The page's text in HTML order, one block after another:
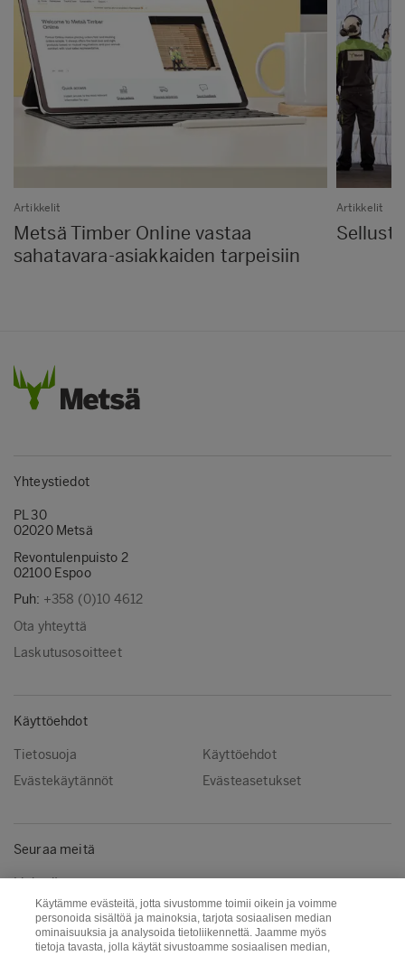
Artikkelit
Metsä Timber Online vastaa
sahatavara-asiakkaiden tarpeisiin
Artikkelit
Yhteystiedot
PL 30
02020 Metsä
Revontulenpuisto 2
02100 Espoo
Puh: +358 (0)10 4612
Ota yhteyttä
Laskutusosoitteet
Käyttöehdot
Tietosuoja
Käyttöehdot
Evästekäytännöt
Evästeasetukset
Seuraa meitä
LinkedIn
Metsä Group Metsä Wood
Käytämme evästeitä, jotta sivustomme toimii oikein ja voimme
personoida sisältöä ja mainoksia, tarjota sosiaalisen median
ominaisuuksia ja analysoida tietoliikennettä. Jaamme myös
tietoja tavasta, jolla käytät sivustoamme sosiaalisen median,